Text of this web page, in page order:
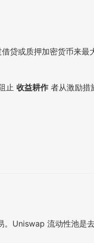
贷或质押加密货币来最
止 收益耕作 者从激励措
Uniswap 流动性池